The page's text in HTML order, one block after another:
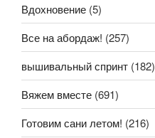
Вдохновение (5)
Все на абордаж! (257)
вышивальный спринт (182)
Вяжем вместе (691)
Готовим сани летом! (216)